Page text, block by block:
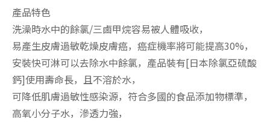
產品特色
洗澡時水中的餘氯/三鹵甲烷容易被人體吸收，
易產生皮膚過敏乾燥皮膚癌，癌症機率將可能提高30%，
安裝快可淋可以去除水中餘氯，產品裝有[日本除氯亞硫酸
鈣]使用壽命長，且不溶於水，
可降低肌膚過敏性感染源，符合多國的食品添加物標準，
高氧小分子水，滲透力強，